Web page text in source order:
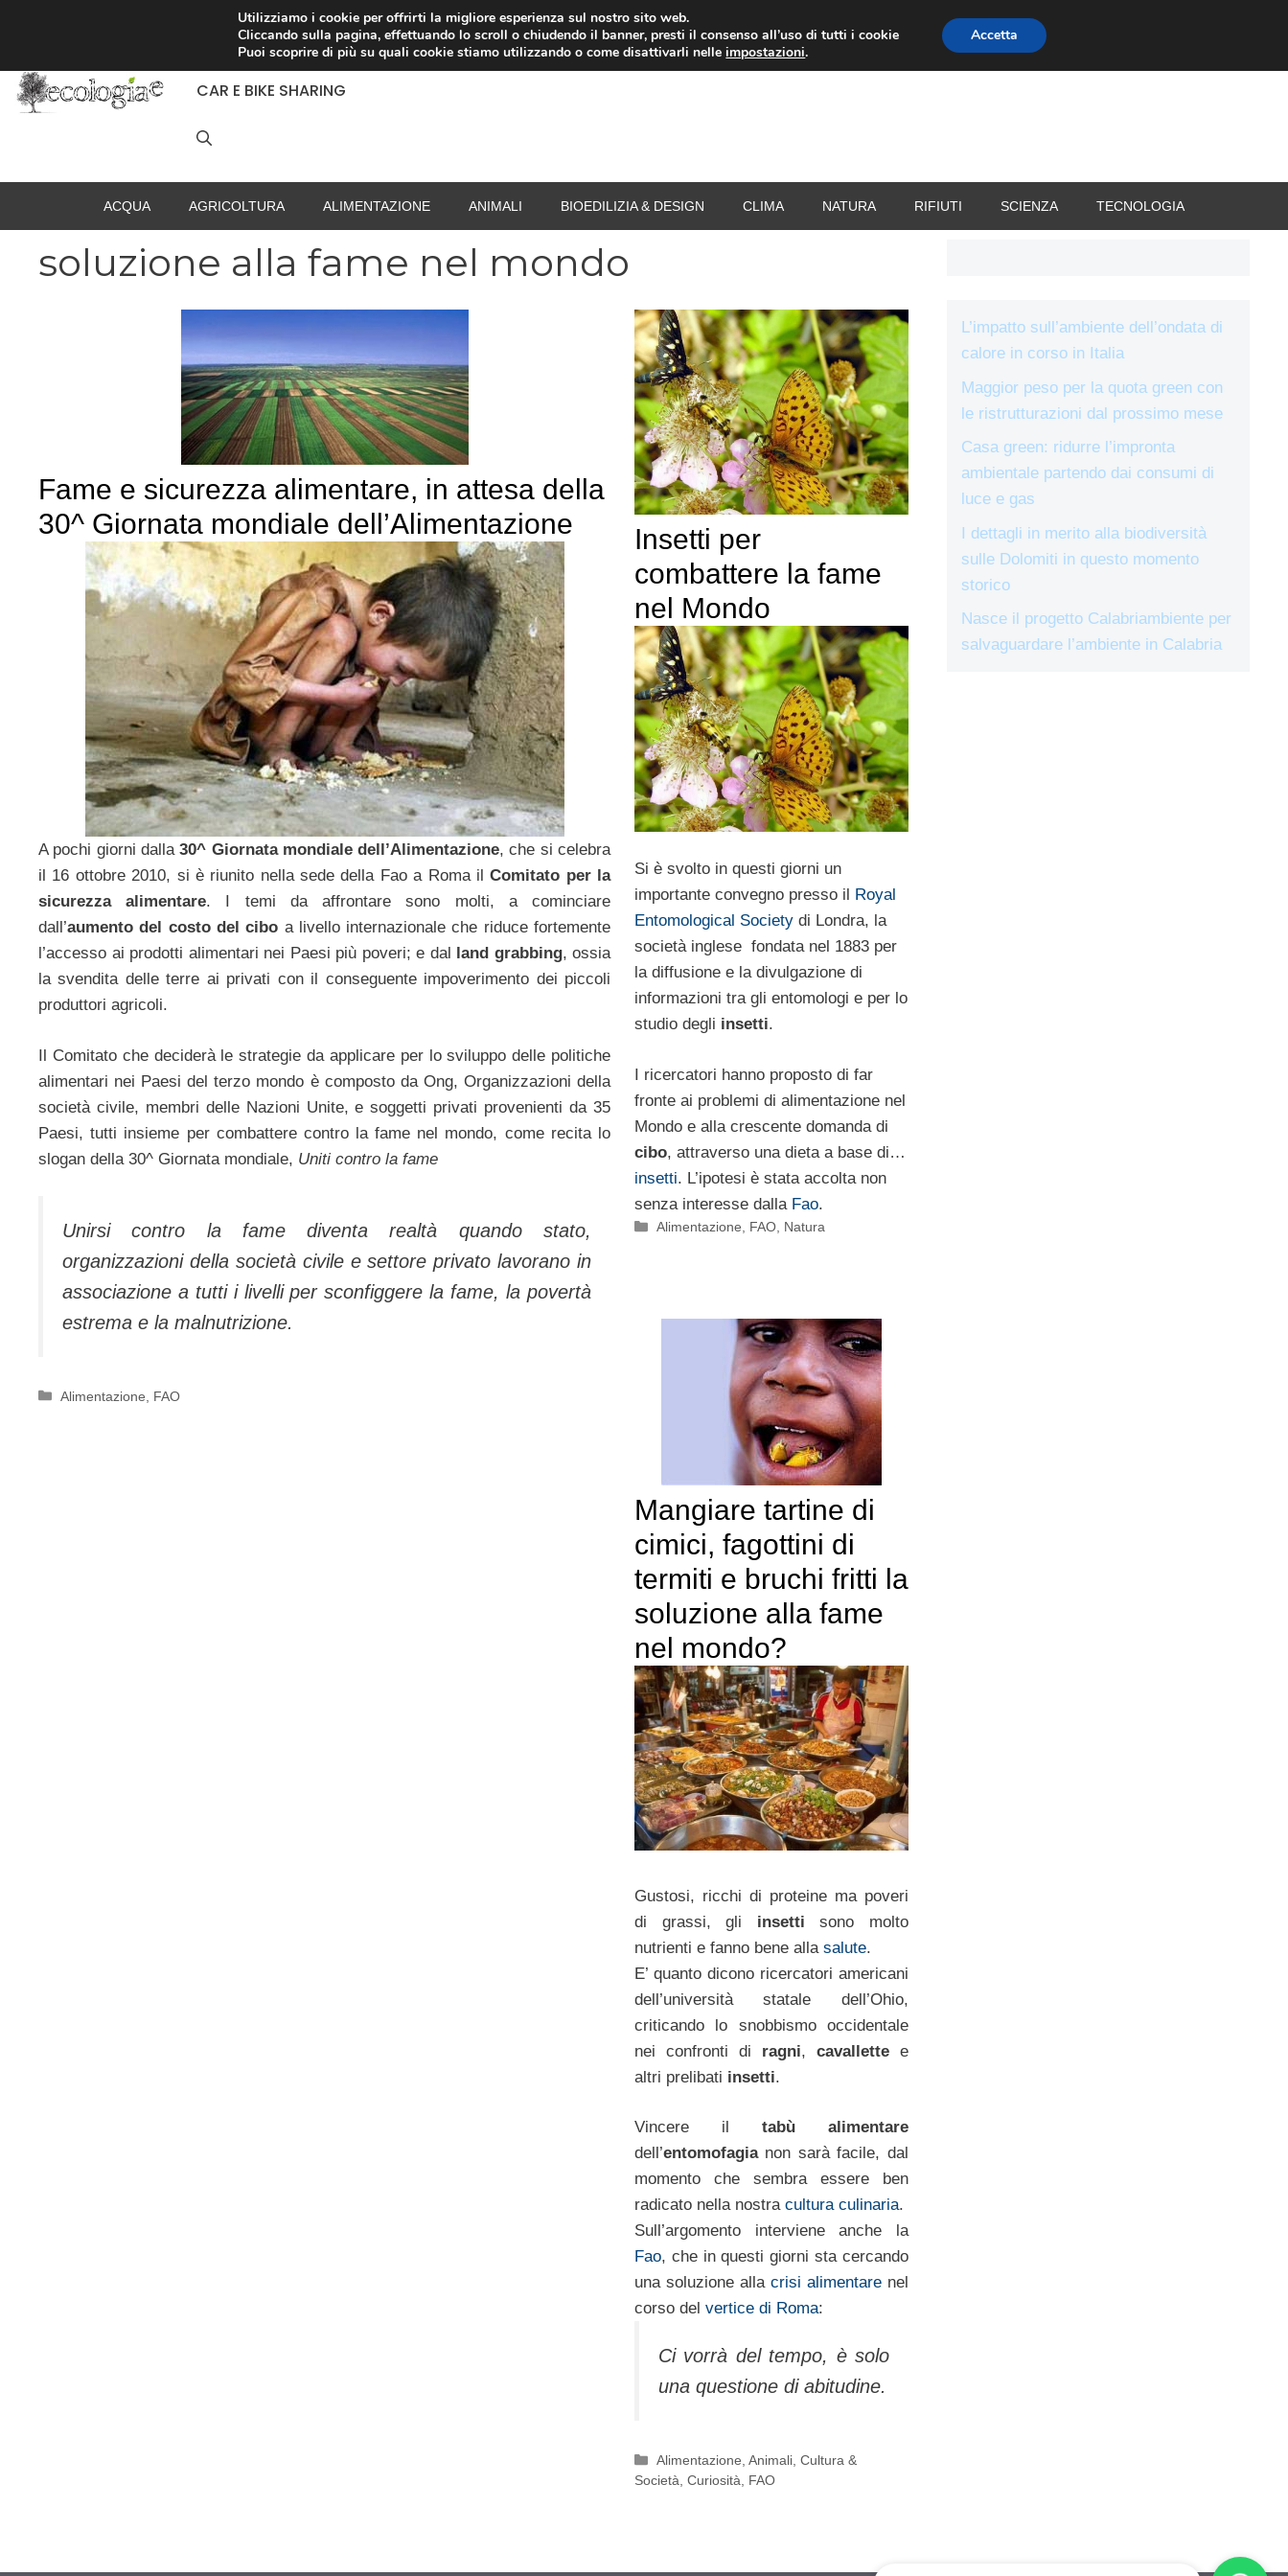
RACCOLTA DIFFERENZIATA RISPARMIO ENERGETICO SPESA TERMOVALORIZZATORI VACANZE
CAR E BIKE SHARING
ACQUA AGRICOLTURA ALIMENTAZIONE ANIMALI BIOEDILIZIA & DESIGN CLIMA NATURA RIFIUTI SCIENZA TECNOLOGIA
soluzione alla fame nel mondo
Fame e sicurezza alimentare, in attesa della
30^ Giornata mondiale dell’Alimentazione
A pochi giorni dalla30^ Giornata mondiale dell’Alimentazione, che si celebra
il 16 ottobre 2010, si è riunito nella sede della Fao a Roma ilComitato per la
sicurezza alimentare. I temi da affrontare sono molti, a cominciare
dall’aumento del costo del cibo a livello internazionale che riduce fortemente
l’accesso ai prodotti alimentari nei Paesi più poveri; e dal land grabbing, ossia
la svendita delle terre ai privati con il conseguente impoverimento dei piccoli
produttori agricoli.
Il Comitato che deciderà le strategie da applicare per lo sviluppo delle politiche
alimentari nei Paesi del terzo mondo è composto da Ong, Organizzazioni della
società civile, membri delle Nazioni Unite, e soggetti privati provenienti da 35
Paesi, tutti insieme per combattere contro la fame nel mondo, come recita lo
slogan della 30^ Giornata mondiale, Uniti contro la fame
Unirsi contro la fame diventa realtà quando stato,
organizzazioni della società civile e settore privato lavorano in
associazione a tutti i livelli per sconfiggere la fame, la povertà
estrema e la malnutrizione.
Categorie
Alimentazione FAO
Insetti per
combattere la fame
nel Mondo
Si è svolto in questi giorni un
importante convegno presso il
Royal
Entomological Societydi Londra, la
società inglese fondata nel 1883 per
la diffusione e la divulgazione di
informazioni tra gli entomologi e per lo
studio degli insetti.
I ricercatori hanno proposto di far
fronte ai problemi di alimentazione nel
Mondo e alla crescente domanda di
cibo, attraverso una dieta a base di…
insetti. L’ipotesi è stata accolta non
senza interesse dalla Fao.
Categorie
Alimentazione FAO Natura
Mangiare tartine di
cimici, fagottini di
termiti e bruchi fritti la
soluzione alla fame
nel mondo?
Gustosi, ricchi di proteine ma poveri
di grassi, gli insetti sono molto
nutrienti e fanno bene alla salute.
E’ quanto dicono ricercatori americani
dell’università statale dell’Ohio,
criticando lo snobbismo occidentale
nei confronti di ragni, cavallettee
altri prelibati insetti.
Vincere il tabù alimentare
dell’entomofagianon sarà facile, dal
momento che sembra essere ben
radicato nella nostra cultura culinaria.
Sull’argomento interviene anche la
Fao, che in questi giorni sta cercando
una soluzione alla crisi alimentarenel
corso del vertice di Roma:
Ci vorrà del tempo, è solo
una questione di abitudine.
Categorie
Alimentazione ,Animali ,Cultura &
Società Curiosità FAO
L’impatto sull’ambiente dell’ondata di
calore in corso in Italia
Maggior peso per la quota green con
le ristrutturazioni dal prossimo mese
Casa green: ridurre l’impronta
ambientale partendo dai consumi di
luce e gas
I dettagli in merito alla biodiversità
sulle Dolomiti in questo momento
storico
Nasce il progetto Calabriambiente per
salvaguardare l’ambiente in Calabria
Utilizziamo i cookie per offrirti la migliore esperienza sul nostro sito web.
Cliccando sulla pagina, effettuando lo scroll o chiudendo il banner, presti il consenso all’uso di tutti i cookie
Puoi scoprire di più su quali cookie stiamo utilizzando o come disattivarli nelleimpostazioni.
Accetta